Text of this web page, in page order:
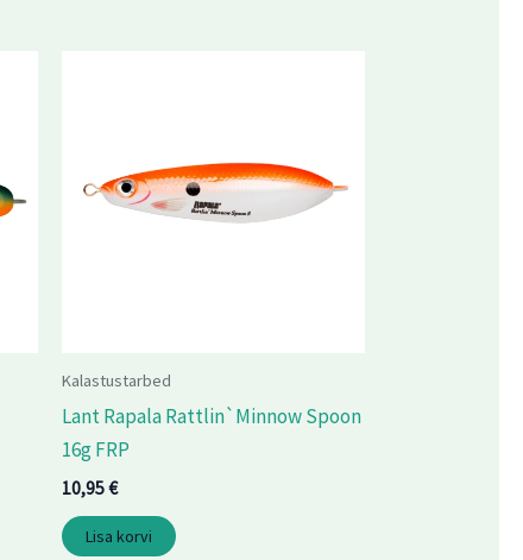
Kalastustarbed
Lant Rapala Rattlin`Minnow Spoon
16g FRP
10,95€
Lisa korvi